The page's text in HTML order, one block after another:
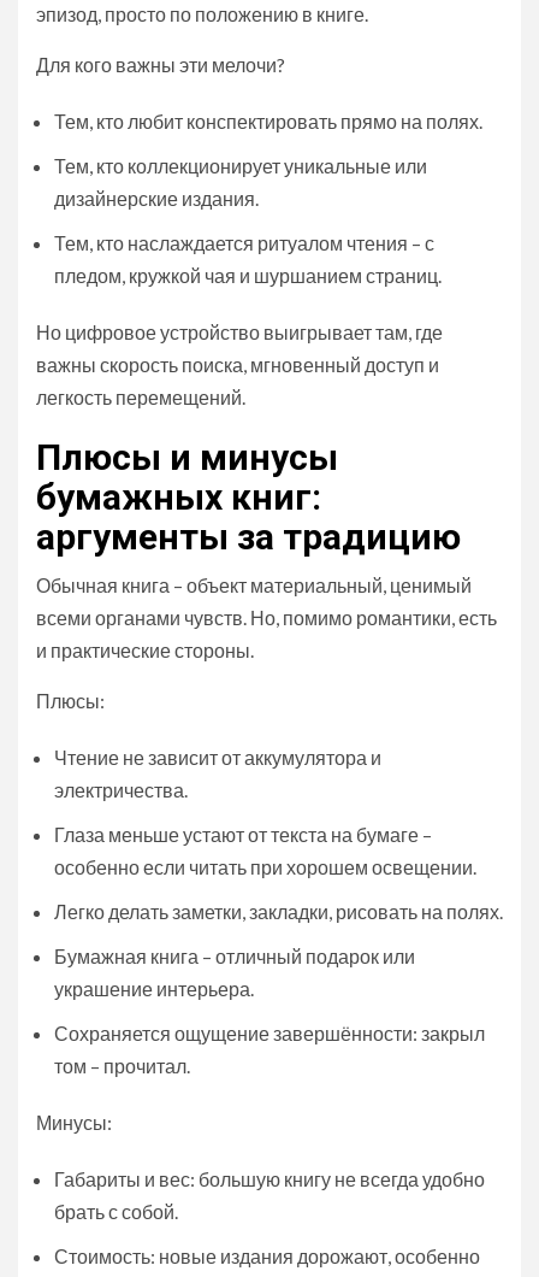
эпизод, просто по положению в книге.
Для кого важны эти мелочи?
Тем, кто любит конспектировать прямо на полях.
Тем, кто коллекционирует уникальные или
дизайнерские издания.
Тем, кто наслаждается ритуалом чтения – с
пледом, кружкой чая и шуршанием страниц.
Но цифровое устройство выигрывает там, где
важны скорость поиска, мгновенный доступ и
легкость перемещений.
Плюсы и минусы
бумажных книг:
аргументы за традицию
Обычная книга – объект материальный, ценимый
всеми органами чувств. Но, помимо романтики, есть
и практические стороны.
Плюсы:
Чтение не зависит от аккумулятора и
электричества.
Глаза меньше устают от текста на бумаге –
особенно если читать при хорошем освещении.
Легко делать заметки, закладки, рисовать на полях.
Бумажная книга – отличный подарок или
украшение интерьера.
Сохраняется ощущение завершённости: закрыл
том – прочитал.
Минусы:
Габариты и вес: большую книгу не всегда удобно
брать с собой.
Стоимость: новые издания дорожают, особенно